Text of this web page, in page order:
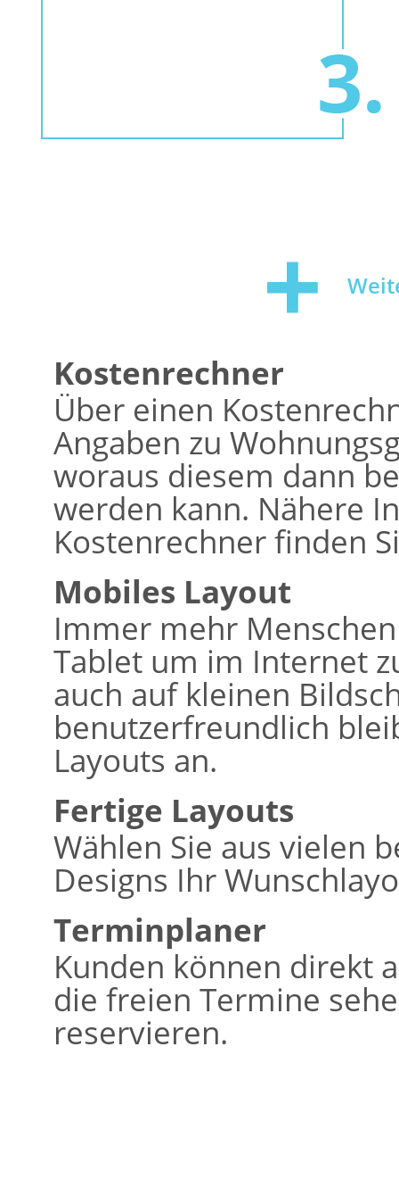
Kostenrechner
Über einen
Angaben zu
woraus diesem dann
werden kann. Nähere
Kostenrechner finden
Mobiles Layout
Immer mehr
Tablet um im Internet
auch auf kleinen
benutzerfreundlich
Layouts an.
Fertige Layouts
Wählen Sie aus vielen
Designs Ihr
Terminplaner
Kunden können direkt
die freien Termine
reservieren.